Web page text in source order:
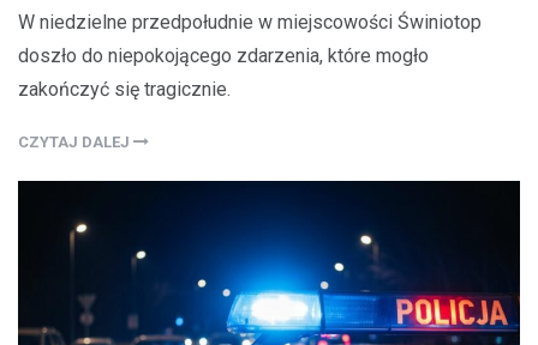
W niedzielne przedpołudnie w miejscowości Świniotop
doszło do niepokojącego zdarzenia, które mogło
zakończyć się tragicznie.
CZYTAJ DALEJ